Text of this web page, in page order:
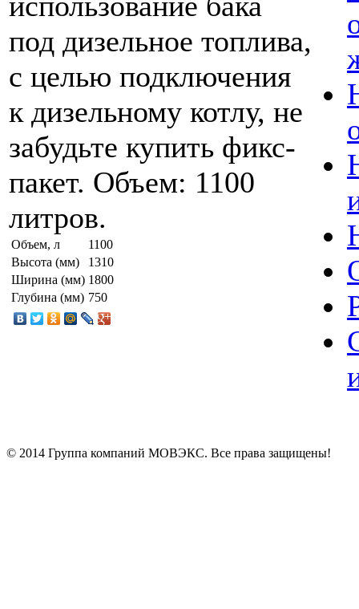
под дизельное топлива,
с целью подключения
к дизельному котлу, не
забудьте купить фикс-
пакет. Объем: 1100
литров.
Объем, л
1100
Высота (мм)
1310
Ширина (мм) 1800
Глубина (мм) 750
© 2014 Группа компаний МОВЭКС. Все права защищены!